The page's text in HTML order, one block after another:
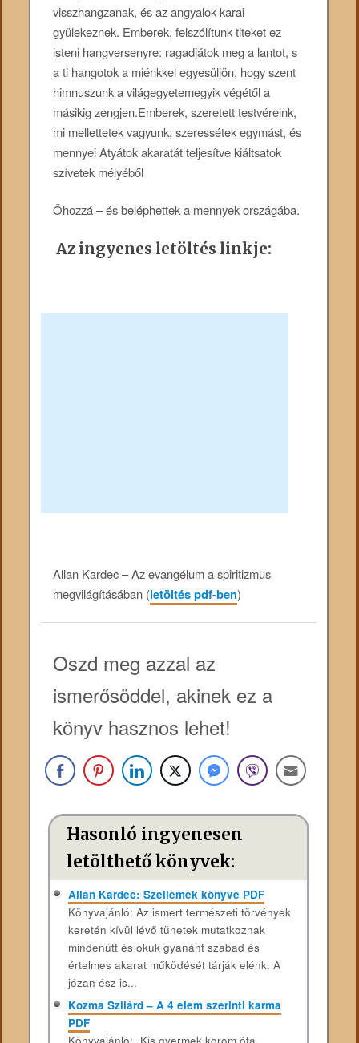
visszhangzanak, és az angyalok karai
gyülekeznek. Emberek, felszólítunk titeket ez
isteni hangversenyre: ragadjátok meg a lantot, s
a ti hangotok a miénkkel egyesüljön, hogy szent
himnuszunk a világegyetemegyik végétől a
másikig zengjen.Emberek, szeretett testvéreink,
mi mellettetek vagyunk; szeressétek egymást, és
mennyei Atyátok akaratát teljesítve kiáltsatok
szívetek mélyéből
Őhozzá – és beléphettek a mennyek országába.
Az ingyenes letöltés linkje:
Allan Kardec – Az evangélum a spiritizmus
megvilágításában (letöltés pdf-ben)
Oszd meg azzal az
ismerősöddel, akinek ez a
könyv hasznos lehet!
Hasonló ingyenesen
letölthető könyvek:
Allan Kardec: Szellemek könyve PDF
Könyvajánló: Az ​ismert természeti törvények
keretén kívül lévő tünetek mutatkoznak
mindenütt és okuk gyanánt szabad és
értelmes akarat működését tárják elénk. A
józan ész is...
Kozma Szilárd – A 4 elem szerinti karma
PDF